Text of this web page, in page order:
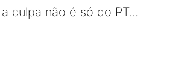
culpa não é só do PT...